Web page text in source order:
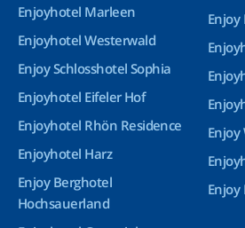
Enjoyhotel Marleen
Enjoyhotel Westerwald
Enjoy Schlosshotel Sophia
Enjoyhotel Eifeler Hof
Enjoyhotel Rhön Residence
Enjoyhotel Harz
Enjoy Berghotel
Hochsauerland